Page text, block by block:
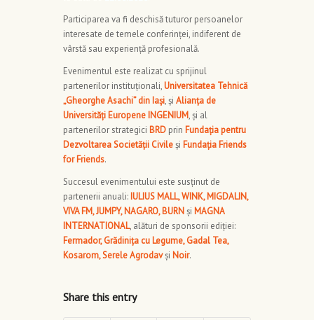
Participarea va fi deschisă tuturor persoanelor
interesate de temele conferinței, indiferent de
vârstă sau experiență profesională.
Evenimentul este realizat cu sprijinul
partenerilor instituționali,Universitatea Tehnică
„Gheorghe Asachi” din Iași, și Alianța de
Universități Europene INGENIUM, și al
partenerilor strategici BRD prin Fundația pentru
Dezvoltarea Societății Civileși Fundația Friends
for Friends.
Succesul evenimentului este susținut de
partenerii anuali: IULIUS MALL, WINK, MIGDALIN,
VIVA FM, JUMPY, NAGARO, BURNși MAGNA
INTERNATIONAL, alături de sponsorii ediției:
Fermador, Grădinița cu Legume, Gadal Tea,
Kosarom, Serele Agrodavși Noir.
Share this entry